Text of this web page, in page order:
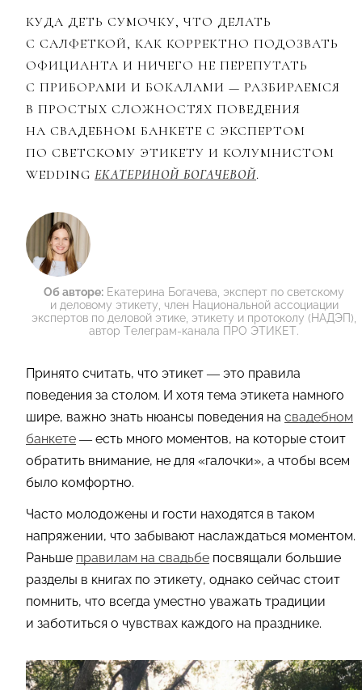
КУДА ДЕТЬ СУМОЧКУ, ЧТО ДЕЛАТЬ
С САЛФЕТКОЙ, КАК КОРРЕКТНО ПОДОЗВАТЬ
ОФИЦИАНТА И НИЧЕГО НЕ ПЕРЕПУТАТЬ
С ПРИБОРАМИ И БОКАЛАМИ — РАЗБИРАЕМСЯ
В ПРОСТЫХ СЛОЖНОСТЯХ ПОВЕДЕНИЯ
НА СВАДЕБНОМ БАНКЕТЕ С ЭКСПЕРТОМ
ПО СВЕТСКОМУ ЭТИКЕТУ И КОЛУМНИСТОМ
WEDDING ЕКАТЕРИНОЙ БОГАЧЕВОЙ.
Об авторе: Екатерина Богачева, эксперт по светскому
и деловому этикету, член Национальной ассоциации
экспертов по деловой этике, этикету и протоколу (НАДЭП),
автор Телеграм-канала ПРО ЭТИКЕТ.
Принято считать, что этикет — это правила
поведения за столом. И хотя тема этикета намного
шире, важно знать нюансы поведения на свадебном
банкете — есть много моментов, на которые стоит
обратить внимание, не для «галочки», а чтобы всем
было комфортно.
Часто молодожены и гости находятся в таком
напряжении, что забывают наслаждаться моментом.
Раньше правилам на свадьбе посвящали большие
разделы в книгах по этикету, однако сейчас стоит
помнить, что всегда уместно уважать традиции
и заботиться о чувствах каждого на празднике.